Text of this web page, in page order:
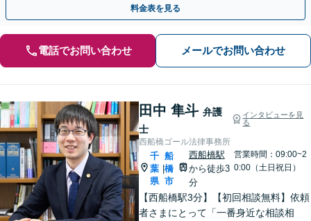
料金表を見る
電話でお問い合わせ メールでお問い合わせ
田中 隼斗 弁護
士
インタビューを見
る
西船橋ゴール法律事務所
千
葉
県
|
船
橋
市
西船橋駅
から徒歩3
分
営業時間：09:00~2
0:00（土日祝日）
【西船橋駅3分】【初回相談無料】依頼
者さまにとって「一番身近な相談相